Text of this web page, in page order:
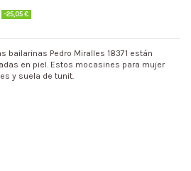
-25,05 €
bailarinas Pedro Miralles 18371 están
en piel. Estos mocasines para mujer
y suela de tunit.